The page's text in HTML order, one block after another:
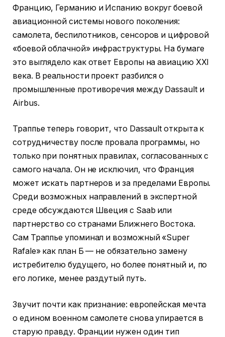
Францию, Германию и Испанию вокруг боевой
авиационной системы нового поколения:
самолета, беспилотников, сенсоров и цифровой
«боевой облачной» инфраструктуры. На бумаге
это выглядело как ответ Европы на авиацию XXI
века. В реальности проект разбился о
промышленные противоречия между Dassault и
Airbus.
Траппье теперь говорит, что Dassault открыта к
сотрудничеству после провала программы, но
только при понятных правилах, согласованных с
самого начала. Он не исключил, что Франция
может искать партнеров и за пределами Европы.
Среди возможных направлений в экспертной
среде обсуждаются Швеция с Saab или
партнерство со странами Ближнего Востока.
Сам Траппье упоминал и возможный «Super
Rafale» как план Б — не обязательно замену
истребителю будущего, но более понятный и, по
его логике, менее раздутый путь.
Звучит почти как признание: европейская мечта
о едином военном самолете снова упирается в
старую правду. Франции нужен один тип